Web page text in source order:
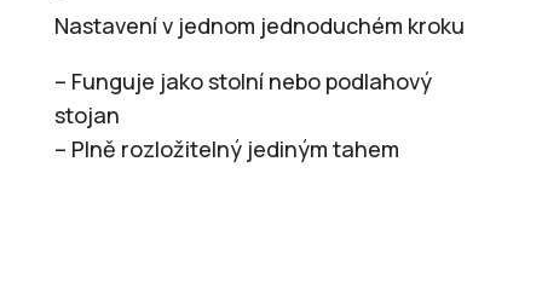
Nastavení v jednom jednoduchém kroku
– Funguje jako stolní nebo podlahový
stojan
– Plně rozložitelný jediným tahem